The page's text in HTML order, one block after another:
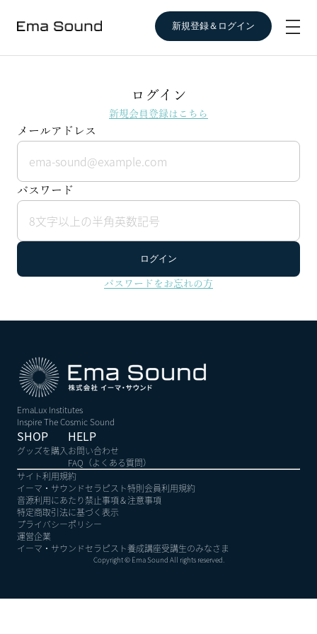
新規登録＆ログイン
ログイン
新規会員登録はこちら
メールアドレス
パスワード
ログイン
パスワードをお忘れの方
EmaLux Institutes
Inspire The Cosmic Sound
SHOP
グッズを購入
HELP
お問い合わせ
FAQ（よくある質問）
サイト利用規約
イーマ・サウンドセラピスト特則会員利用規約
音源利用にあたり禁止事項＆注意事項
特定商取引法に基づく表示
プライバシーポリシー
運営企業
イーマ・サウンドセラピスト養成講座受講生のみなさま
Copyright © Ema Sound All rights reserved.